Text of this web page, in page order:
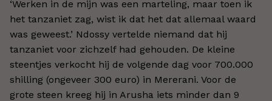
‘Werken in de mijn was een marteling, maar toen ik
het tanzaniet zag, wist ik dat het dat allemaal waard
was geweest.’ Ndossy vertelde niemand dat hij
tanzaniet voor zichzelf had gehouden. De kleine
steentjes verkocht hij de volgende dag voor 700.000
shilling (ongeveer 300 euro) in Mererani. Voor de
grote steen kreeg hij in Arusha iets minder dan 9